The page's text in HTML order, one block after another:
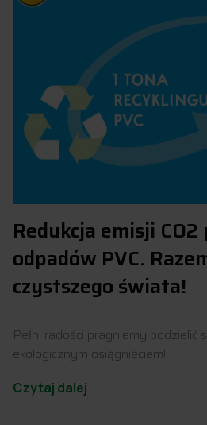
Redukcja emisji
odpadów PVC.
czystszego świata!
Pełni radości pragniemy
ekologicznym osiągnięciem!
Czytaj dalej